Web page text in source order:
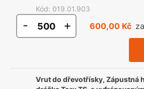
Kód: 019.01.903
- + 600,00 Kč
Vrut do dřevotřísky, Zápustná